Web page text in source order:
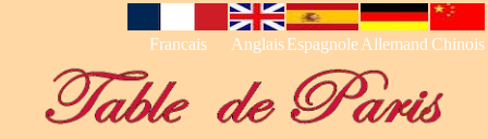
Francais Anglais EspagnoleAllemand Chinois